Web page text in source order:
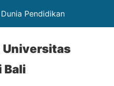
Pendidikan
Universitas
Bali